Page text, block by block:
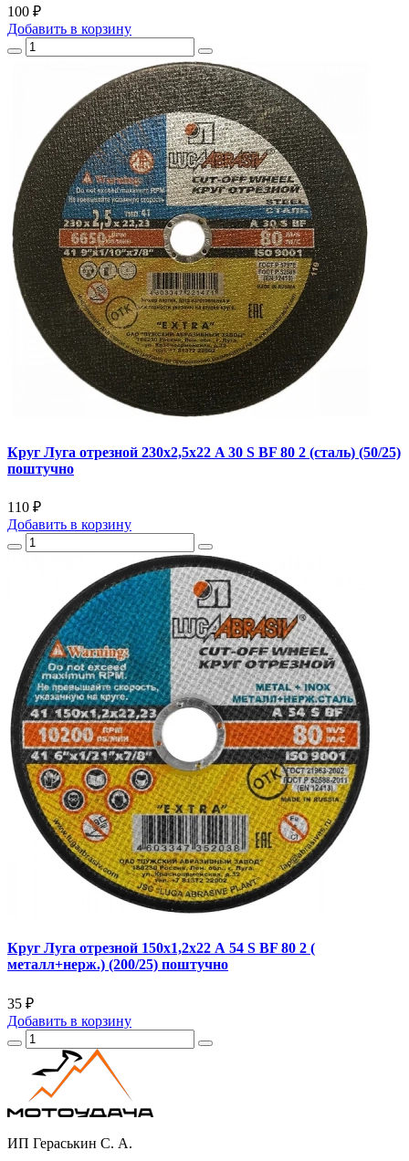
100 ₽
Добавить в корзину
Круг Луга отрезной 230х2,5х22 A 30 S BF 80 2 (сталь) (50/25)
поштучно
110 ₽
Добавить в корзину
Круг Луга отрезной 150х1,2х22 А 54 S BF 80 2 (
металл+нерж.) (200/25) поштучно
35 ₽
Добавить в корзину
ИП Гераськин С. А.